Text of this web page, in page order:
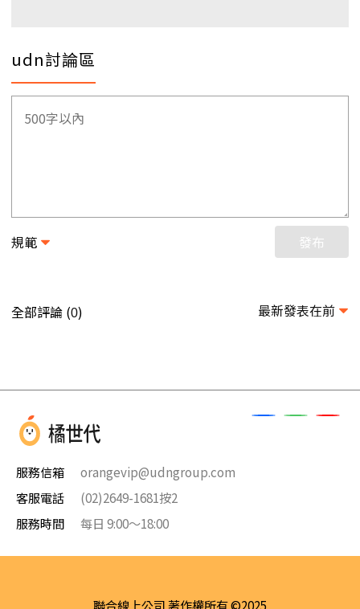
udn討論區
規範 發布
全部評論 (0) 最新發表在前
服務信箱
orangevip@udngroup.com
客服電話
(02)2649-1681按2
服務時間
每日 9:00～18:00
聯合線上公司 著作權所有 ©2025